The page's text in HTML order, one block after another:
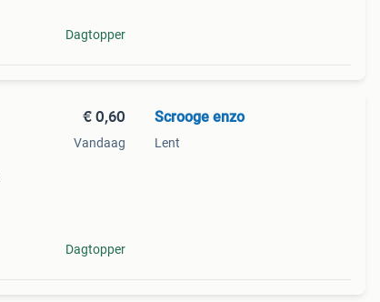
Dagtopper
€ 0,60
Vandaag
Dagtopper
Scrooge enzo
Lent